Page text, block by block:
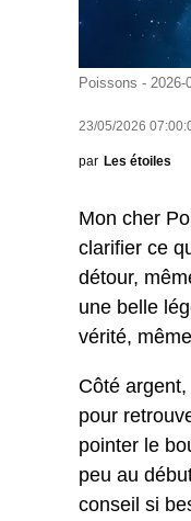
Poissons - 2026-
23/05/2026
par Les étoiles
Mon cher
clarifier ce
détour,
une belle
vérité,
Côté
pour
pointer le
peu au
conseil si